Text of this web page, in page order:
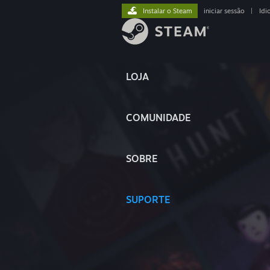
LOJA
COMUNIDADE
SOBRE
SUPORTE
Instalar o Steam iniciar sessão